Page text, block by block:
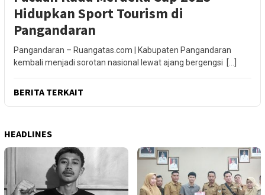
Hidupkan Sport Tourism di
Pangandaran
Pangandaran – Ruangatas.com | Kabupaten Pangandaran
kembali menjadi sorotan nasional lewat ajang bergengsi […]
BERITA TERKAIT
HEADLINES